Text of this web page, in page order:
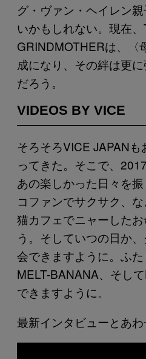
グ・ヴァン・ヘイレン
いかもしれない。現在
GRINDMOTHERは、〈
成になり、その絆は更
だろう。
VIDEOS BY VICE
そろそろVICE JAPAN
ってきた。そこで、
あの楽しかった日々を
コファンでサクサク、な
猫カフェでニャーした
う。そしていつの日か
会できますように。ふ
MELT-BANANA、そし
できますように。
最新インタビューとあわ